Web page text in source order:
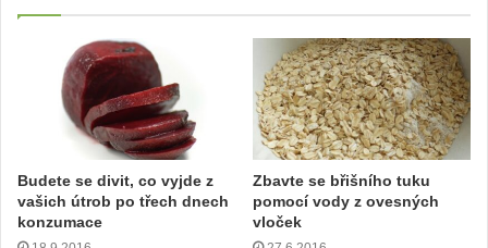
Prohlašujeme, že autoři ani provozovatel webu nepřebírají zodpovědnost za
případné újmy způsobené využíváním léčebných metod v tomto článku.
Ačkoliv jsou recepty, rady nebo léčebné metody v tomto článku psány s
nejlepším svědomím autora textu, jejich použití je na vlastní nebezpečí a
mělo by probíhat výhradně po konzultaci s vaším lékařem.